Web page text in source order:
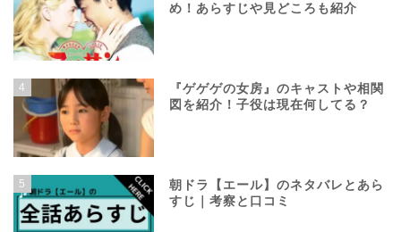
め！あらすじや見どころも紹介
4
『ゲゲゲの女房』のキャストや相関
図を紹介！子役は現在何してる？
5
朝ドラ【エール】のネタバレとあら
すじ｜考察と口コミ